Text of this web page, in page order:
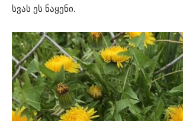
სვას ეს ნაყენი.